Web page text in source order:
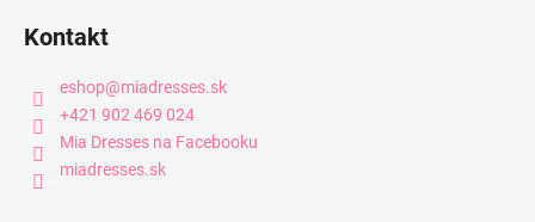
Kontakt
eshop@miadresses.sk
+421 902 469 024
Mia Dresses na Facebooku
miadresses.sk